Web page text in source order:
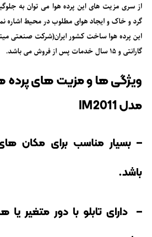
از سری مزیت های این پرده هوا می توان به
گرد و خاک و ایجاد هوای مطلوب در محیط اشاره
این پرده هوا
گارانتی و 15 سال خدمات پس از فروش می باشد.
ویژگی ها و مزیت های پرده
مدل IM2011
– بسیار مناسب برای مکان
باشد.
– دارای تابلو با دور متغیر یا